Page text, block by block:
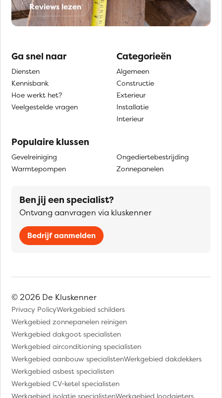
Reviews lezen
Ga snel naar
Diensten
Kennisbank
Hoe werkt het?
Veelgestelde vragen
Categorieën
Algemeen
Constructie
Exterieur
Installatie
Interieur
Populaire klussen
Gevelreiniging
Warmtepompen
Ongediertebestrijding
Zonnepanelen
Ben jij een specialist?
Ontvang aanvragen via kluskenner
Bedrijf aanmelden
© 2026 De Kluskenner
Privacy PolicyWerkgebied schilders
Werkgebied zonnepanelen reinigen
Werkgebied dakgoot specialisten
Werkgebied airconditioning specialisten
Werkgebied aanbouw specialistenWerkgebied dakdekkers
Werkgebied asbest specialisten
Werkgebied CV-ketel specialisten
Werkgebied isolatie specialistenWerkgebied loodgieters